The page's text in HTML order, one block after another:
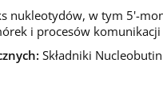
nukleotydów, w tym 5'-
i procesów
Składniki